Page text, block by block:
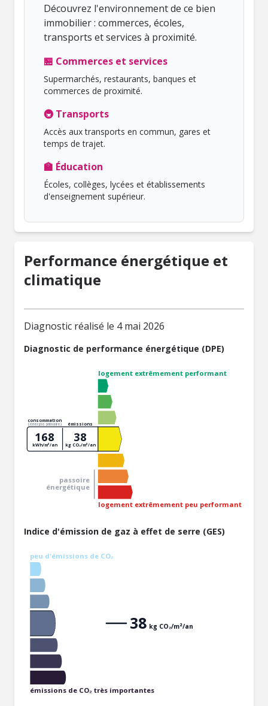
Découvrez l'environnement de ce bien
immobilier : commerces, écoles,
transports et services à proximité.
🏪 Commerces et services
Supermarchés, restaurants, banques et
commerces de proximité.
🚇 Transports
Accès aux transports en commun, gares et
temps de trajet.
🏫 Éducation
Écoles, collèges, lycées et établissements
d'enseignement supérieur.
Performance énergétique et
climatique
Diagnostic réalisé le 4 mai 2026
Diagnostic de performance énergétique (DPE)
logement extrêmement performant
logement extrêmement peu performant
passoire
énergétique
consommation
(énergie primaire) émissions
168
kWh/m²/an
38
kg CO₂/m²/an
Indice d'émission de gaz à effet de serre (GES)
peu d'émissions de CO₂
émissions de CO₂ très importantes
38 kg CO₂/m²/an